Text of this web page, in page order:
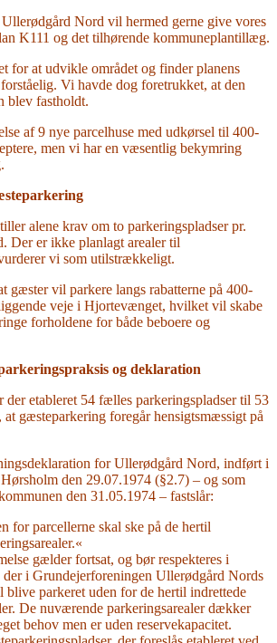
Nord vil hermed gerne give vores
K111 og det tilhørende kommuneplantillæg.
for at udvikle området og finder planens
Vi havde dog foretrukket, at den
blev fastholdt.
af 9 nye parcelhuse med udkørsel til 400-
men vi har en væsentlig bekymring
alene krav om to parkeringspladser pr.
Der er ikke planlagt arealer til
vi som utilstrækkeligt.
gæster vil parkere langs rabatterne på 400-
veje i Hjortevænget, hvilket vil skabe
forholdene for både beboere og
og deklaration
etableret 54 fælles parkeringspladser til 53
gæsteparkering foregår hensigtsmæssigt på
for Ullerødgård Nord, indført i
den 29.07.1974 (§2.7) – og som
den 31.05.1974 – fastslår:
for parcellerne skal ske på de hertil
gælder fortsat, og bør respekteres i
der i Grundejerforeningen Ullerødgård Nords
blive parkeret uden for de hertil indrettede
De nuværende parkeringsarealer dækker
behov men er uden reservekapacitet.